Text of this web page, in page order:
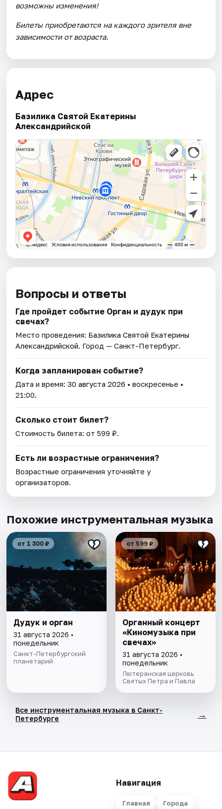
возможны изменения!
Билеты приобретаются на каждого зрителя вне
зависимости от возраста.
Адрес
Базилика Святой Екатерины
Александрийской
Вопросы и ответы
Где пройдет событие Орган и дудук при
свечах?
Место проведения: Базилика Святой Екатерины
Александрийской. Город — Санкт-Петербург.
Когда запланирован событие?
Дата и время:30 августа 2026 • воскресенье •
21:00.
Сколько стоит билет?
Стоимость билета: от 599 ₽.
Есть ли возрастные ограничения?
Возрастные ограничения уточняйте у
организаторов.
Похожие инструментальная музыка
от 1 300 ₽
Дудук и орган
31 августа 2026 •
понедельник
Санкт-Петербургский
планетарий
от 599 ₽
Органный концерт
«Киномузыка при
свечах»
31 августа 2026 •
понедельник
Лютеранская церковь
Святых Петра и Павла
Все инструментальная музыка в Санкт-
Петербурге
→
Навигация
Главная Города